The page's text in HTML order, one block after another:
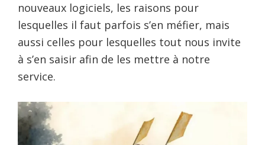
nouveaux logiciels, les raisons pour
lesquelles il faut parfois s’en méfier, mais
aussi celles pour lesquelles tout nous invite
à s’en saisir afin de les mettre à notre
service.